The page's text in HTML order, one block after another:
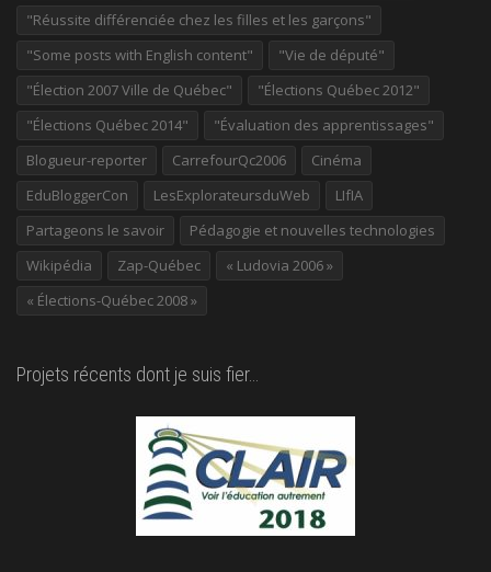
"Réussite différenciée chez les filles et les garçons"
"Some posts with English content"
"Vie de député"
"Élection 2007 Ville de Québec"
"Élections Québec 2012"
"Élections Québec 2014"
"Évaluation des apprentissages"
Blogueur-reporter
CarrefourQc2006
Cinéma
EduBloggerCon
LesExplorateursduWeb
LIfIA
Partageons le savoir
Pédagogie et nouvelles technologies
Wikipédia
Zap-Québec
« Ludovia 2006 »
« Élections-Québec 2008 »
Projets récents dont je suis fier…